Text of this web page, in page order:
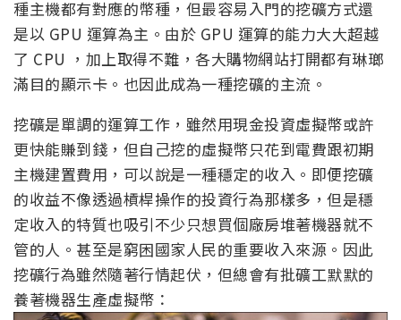
種主機都有對應的幣種，但最容易入門的挖礦方式還
是以 GPU 運算為主。由於 GPU 運算的能力大大超越
了 CPU ，加上取得不難，各大購物網站打開都有琳瑯
滿目的顯示卡。也因此成為一種挖礦的主流。
挖礦是單調的運算工作，雖然用現金投資虛擬幣或許
更快能賺到錢，但自己挖的虛擬幣只花到電費跟初期
主機建置費用，可以說是一種穩定的收入。即便挖礦
的收益不像透過槓桿操作的投資行為那樣多，但是穩
定收入的特質也吸引不少只想買個廠房堆著機器就不
管的人。甚至是窮困國家人民的重要收入來源。因此
挖礦行為雖然隨著行情起伏，但總會有批礦工默默的
養著機器生產虛擬幣：